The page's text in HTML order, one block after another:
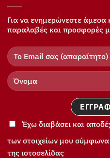
Για να ενημερώνεστε άμεσα
παραλαβές και προσφορές
Έχω διαβάσει και
των στοιχείων μου
της ιστοσελίδας